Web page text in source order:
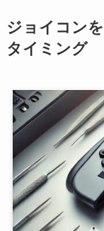
ジョイコン
タイミング